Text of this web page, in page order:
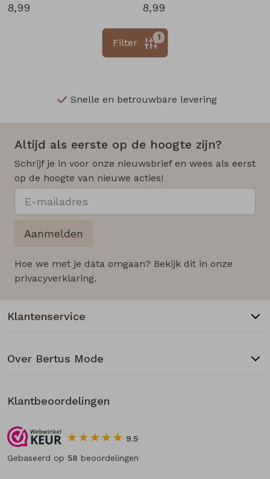
8,99
8,99
1
Filter
Snelle en betrouwbare levering
Altijd als eerste op de hoogte zijn?
Schrijf je in voor onze nieuwsbrief en wees als eerst
op de hoogte van nieuwe acties!
Aanmelden
Hoe we met je data omgaan? Bekijk dit in onze
privacyverklaring.
Klantenservice
Over Bertus Mode
Klantbeoordelingen
9.5
Gebaseerd op 58 beoordelingen